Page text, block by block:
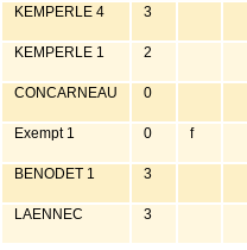
KEMPERLE 4
3
KEMPERLE 1 2
CONCARNEAU 0
Exempt 1 0 f
BENODET 1 3
LAENNEC 3